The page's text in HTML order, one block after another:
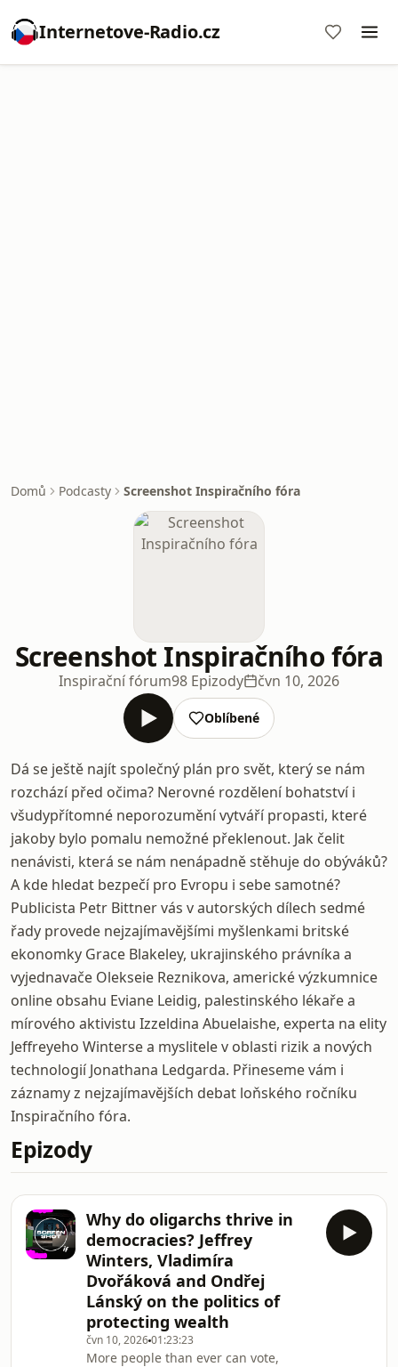
Internetove-Radio.cz
Domů Podcasty Screenshot Inspiračního fóra
Screenshot Inspiračního fóra
Inspirační fórum98 Epizody čvn 10, 2026
Oblíbené
Dá se ještě najít společný plán pro svět, který se nám
rozchází před očima? Nerovné rozdělení bohatství i
všudypřítomné neporozumění vytváří propasti, které
jakoby bylo pomalu nemožné překlenout. Jak čelit
nenávisti, která se nám nenápadně stěhuje do obýváků?
A kde hledat bezpečí pro Evropu i sebe samotné?
Publicista Petr Bittner vás v autorských dílech sedmé
řady provede nejzajímavějšími myšlenkami britské
ekonomky Grace Blakeley, ukrajinského právníka a
vyjednavače Olekseie Reznikova, americké výzkumnice
online obsahu Eviane Leidig, palestinského lékaře a
mírového aktivistu Izzeldina Abuelaishe, experta na elity
Jeffreyeho Winterse a myslitele v oblasti rizik a nových
technologií Jonathana Ledgarda. Přineseme vám i
záznamy z nejzajímavějších debat loňského ročníku
Inspiračního fóra.
Epizody
Why do oligarchs thrive in
democracies? Jeffrey
Winters, Vladimíra
Dvořáková and Ondřej
Lánský on the politics of
protecting wealth
čvn 10, 202601:23:23
More people than ever can vote,